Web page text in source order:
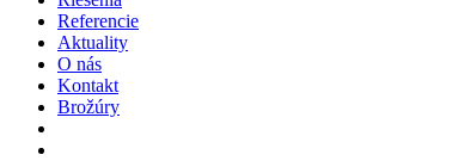
Referencie
Aktuality
O nás
Kontakt
Brožúry